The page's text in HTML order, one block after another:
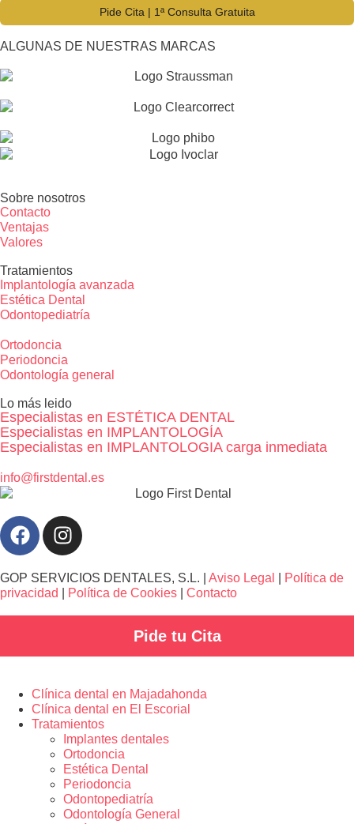
Pide Cita | 1ª Consulta Gratuita
ALGUNAS DE NUESTRAS MARCAS
Sobre nosotros
Contacto
Ventajas
Valores
Tratamientos
Implantología avanzada
Estética Dental
Odontopediatría
Ortodoncia
Periodoncia
Odontología general
Lo más leido
Especialistas en ESTÉTICA DENTAL
Especialistas en IMPLANTOLOGÍA
Especialistas en IMPLANTOLOGIA carga inmediata
info@firstdental.es
GOP SERVICIOS DENTALES, S.L. | Aviso Legal
Política de
privacidad
Política de Cookies Contacto
Pide tu Cita
Clínica dental en Majadahonda
Clínica dental en El Escorial
Tratamientos
Implantes dentales
Ortodoncia
Estética Dental
Periodoncia
Odontopediatría
Odontología General